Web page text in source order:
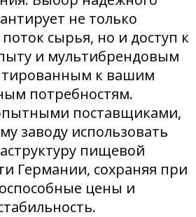
не только
сырья, но и доступ к
и мультибрендовым
к вашим
потребностям.
поставщиками,
заводу использовать
пищевой
Германии, сохраняя при
цены и